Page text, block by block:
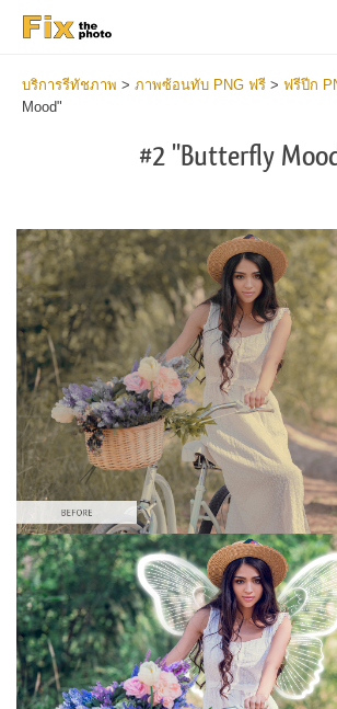
บริการรีทัชภาพ > ภาพซ้อนทับ PNG ฟรี > ฟรีปีก
Mood"
#2 "Butterfly
โปรดเลือก
Free PNG Overlay #2